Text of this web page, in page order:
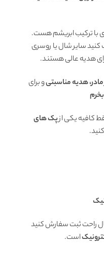
با ترکیب ابریشم هست.
کنید سایر شال یا روسری
هدیه عالی هستند.
هدیه مناسبتیو برای
کافیه یکی ازپک های
راحت ثبت سفارش کنید
است.